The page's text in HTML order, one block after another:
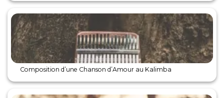
Composition d’une Chanson d’Amour au Kalimba